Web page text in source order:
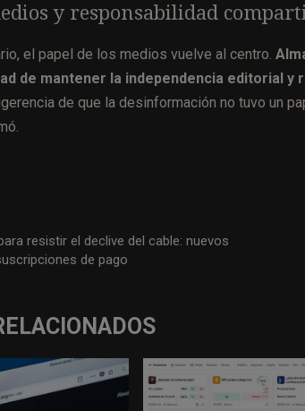
y responsabilidad
el papel de los medios vuelve al centro.
de mantener la independencia editorial
de que la desinformación no tuvo un
resistir el declive del cable: nuevos
de pago